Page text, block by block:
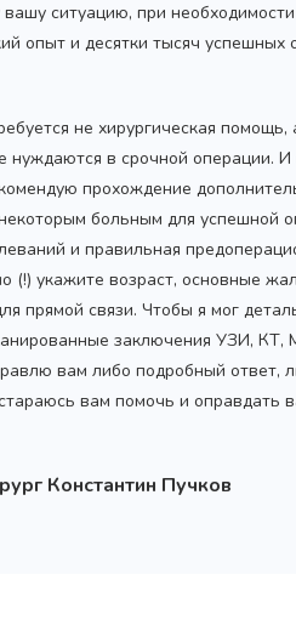
вашу ситуацию, при
опыт и десятки тысяч
не хирургическая
нуждаются в срочной операции.
прохождение
больным для успешной
и правильная
(!) укажите возраст, основные
прямой связи. Чтобы я мог
заключения УЗИ, КТ,
вам либо подробный ответ,
вам помочь и оправдать
Константин Пучков